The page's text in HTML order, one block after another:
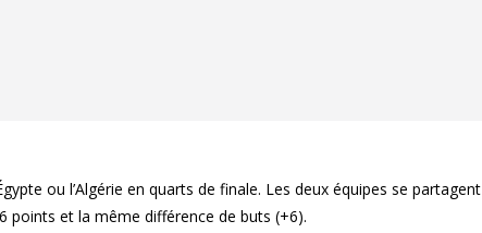
ou l’Algérie en quarts de finale. Les deux équipes se partagent
points et la même différence de buts (+6).